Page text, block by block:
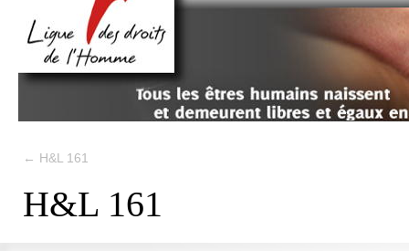
← H&L 161
H&L 161